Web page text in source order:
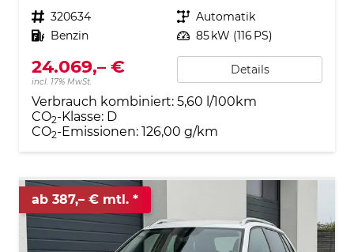
Fahrzeugnr. 320634 Getriebe Automatik
Kraftstoff Benzin Leistung 85 kW (116 PS)
24.069,– €
incl. 17% MwSt.
Details
Verbrauch kombiniert: 5,60 l/100km
CO2-Klasse: D
CO2-Emissionen: 126,00 g/km
ab 387,– € mtl.